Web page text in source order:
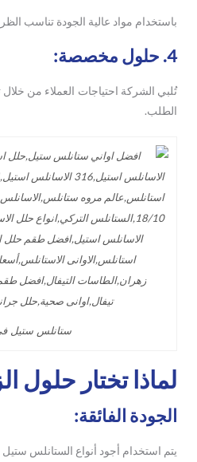
باستخدام مواد عالية الجودة تناسب
4. حلول مخصصة:
تُلبي الشركة احتياجات العملاء من
الطلب.
ستانلس ستيل
لماذا تختار حلول
الجودة الفائقة:
يتم استخدام أجود أنواع الستانلس